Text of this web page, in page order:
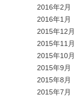
2016年2月
2016年1月
2015年12月
2015年11月
2015年10月
2015年9月
2015年8月
2015年7月